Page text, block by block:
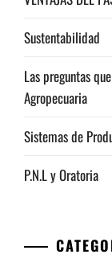
Sustentabilidad
Las preguntas
Agropecuaria
Sistemas de
P.N.L y Oratoria